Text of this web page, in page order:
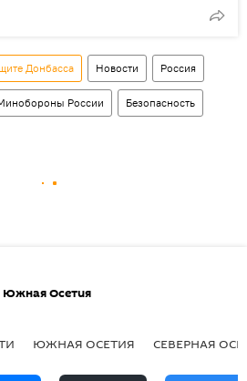
Донбасса Новости Россия
России Безопасность
Южная Осетия
ЮЖНАЯ ОСЕТИЯ СЕВЕРНАЯ